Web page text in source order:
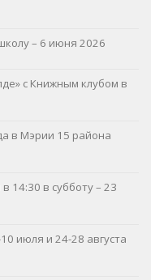
– 6 июня 2026
с Книжным клубом в
в Мэрии 15 района
14:30 в субботу – 23
июля и 24-28 августа